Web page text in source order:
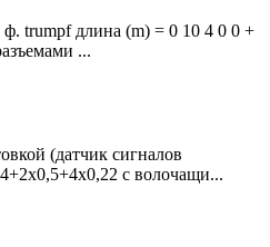
trumpf длина (m) = 0 10 4 0 0 +
...
(датчик сигналов
c волочащи...